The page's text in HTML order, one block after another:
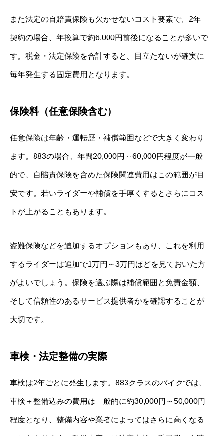
また法定の自賠責保険も欠かせないコスト要素で、2年
契約の場合、年換算で約6,000円前後になることが多いで
す。税金・法定保険を合計すると、目立たないが確実に
毎年発生する固定費用となります。
保険料（任意保険含む）
任意保険は年齢・運転歴・補償範囲などで大きく変わり
ます。883の場合、年間20,000円～60,000円程度が一般
的で、自賠責保険を含めた保険関連費用はこの範囲が目
安です。若いライダーや補償を手厚くするとさらにコス
トが上がることもあります。
盗難保険などを追加するオプションもあり、これを利用
するライダーは追加で1万円～3万円ほどを見ておいた方
がよいでしょう。保険を選ぶ際は補償範囲と免責金額、
そして信頼性のあるサービス提供者かを確認することが
大切です。
車検・法定整備の実際
車検は2年ごとに発生します。883クラスのバイクでは、
車検＋整備込みの費用は一般的に約30,000円～50,000円
程度となり、整備内容や業者によってはさらに高くなる